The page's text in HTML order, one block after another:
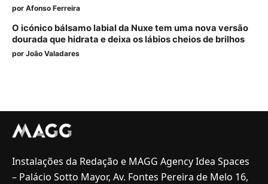
por Afonso Ferreira
O icónico bálsamo labial da Nuxe tem uma nova versão
dourada que hidrata e deixa os lábios cheios de brilhos
por João Valadares
Instalações da Redação e MAGG Agency Idea Spaces
– Palácio Sotto Mayor, Av. Fontes Pereira de Melo 16,